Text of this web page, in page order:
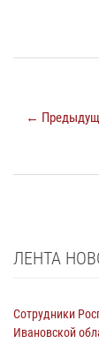
←
ЛЕНТА
Сотрудники
Ивановской